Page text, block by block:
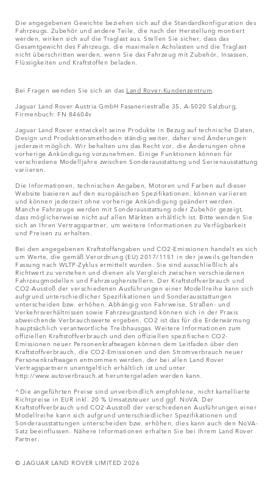
Die angegebenen Gewichte beziehen sich auf die Standardkonfiguration des
Fahrzeugs. Zubehör und andere Teile, die nach der Herstellung montiert
werden, wirken sich auf die Traglast aus. Stellen Sie sicher, dass das
Gesamtgewicht des Fahrzeugs, die maximalen Achslasten und die Traglast
nicht überschritten werden, wenn Sie das Fahrzeug mit Zubehör, Insassen,
Flüssigkeiten und Kraftstoffen beladen.
Bei Fragen wenden Sie sich an das Land Rover-Kundenzentrum
Jaguar Land Rover Austria GmbH Fasaneriestraße 35, A-5020 Salzburg,
Firmenbuch: FN 84604v
Jaguar Land Rover entwickelt seine Produkte in Bezug auf technische Daten,
Design und Produktionsmethoden ständig weiter, daher sind Änderungen
jederzeit möglich. Wir behalten uns das Recht vor, die Änderungen ohne
vorherige Ankündigung vorzunehmen. Einige Funktionen können für
verschiedene Modelljahre zwischen Sonderausstattung und Serienausstattung
variieren.
Die Informationen, technischen Angaben, Motoren und Farben auf dieser
Website basieren auf den europäischen Spezifikationen, können variieren
und können jederzeit ohne vorherige Ankündigung geändert werden.
Manche Fahrzeuge werden mit Sonderausstattung oder Zubehör gezeigt,
dass möglicherweise nicht auf allen Märkten erhältlich ist. Bitte wenden Sie
sich an Ihren Vertragspartner, um weitere Informationen zu Verfügbarkeit
und Preisen zu erhalten.
Bei den angegebenen Kraftstoffangaben und CO2-Emissionen handelt es sich
um Werte, die gemäß Verordnung (EU) 2017/1151 in der jeweils geltenden
Fassung nach WLTP-Zyklus ermittelt wurden. Sie sind ausschließlich als
Richtwert zu verstehen und dienen als Vergleich zwischen verschiedenen
Fahrzeugmodellen und Fahrzeugherstellern. Der Kraftstoffverbrauch und
CO2-Ausstoß der verschiedenen Ausführungen einer Modellreihe kann sich
aufgrund unterschiedlicher Spezifikationen und Sonderausstattungen
unterscheiden bzw. erhöhen. Abhängig von Fahrweise, Straßen- und
Verkehrsverhältnissen sowie Fahrzeugzustand können sich in der Praxis
abweichende Verbrauchswerte ergeben. CO2 ist das für die Erderwärmung
hauptsächlich verantwortliche Treibhausgas. Weitere Informationen zum
offiziellen Kraftstoffverbrauch und den offiziellen spezifischen CO2-
Emissionen neuer Personenkraftwagen können dem Leitfaden über den
Kraftstoffverbrauch, die CO2-Emissionen und den Stromverbrauch neuer
Personenkraftwagen entnommen werden, der bei allen Land Rover
Vertragspartnern unentgeltlich erhältlich ist und unter
http://www.autoverbrauch.at heruntergeladen werden kann.
^Die angeführten Preise sind unverbindlich empfohlene, nicht kartellierte
Richtpreise in EUR inkl. 20 % Umsatzsteuer und ggf. NoVA. Der
Kraftstoffverbrauch und CO2-Ausstoß der verschiedenen Ausführungen einer
Modellreihe kann sich aufgrund unterschiedlicher Spezifikationen und
Sonderausstattungen unterscheiden bzw. erhöhen, dies kann auch den NoVA-
Satz beeinflussen. Nähere Informationen erhalten Sie bei Ihrem Land Rover
Partner.
© JAGUAR LAND ROVER LIMITED 2026